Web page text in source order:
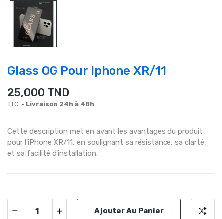
Glass OG Pour Iphone XR/11
25,000 TND
TTC Livraison 24h à 48h
Cette description met en avant les avantages du produit
pour l'iPhone XR/11, en soulignant sa résistance, sa clarté,
et sa facilité d'installation.
Ajouter Au Panier